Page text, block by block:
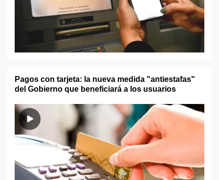
Pagos con tarjeta: la nueva medida "antiestafas"
del Gobierno que beneficiará a los usuarios